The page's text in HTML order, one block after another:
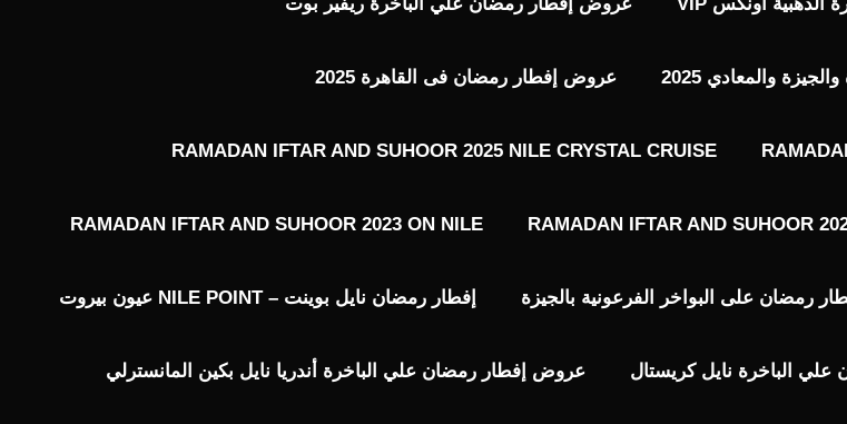
والمعادي 2025 عروض إفطار رمضان فى القاهرة 2025
RAMADAN IFTAR AND SUHOOR 2025 NILE CRYSTAL CRUISE
RAMADAN IFTAR AND SUHOOR
RAMADAN IFTAR AND SUHOOR 2023 ON NILE
رمضان على البواخر الفرعونية بالجيزة إفطار رمضان نايل بوينت – NILE POINT عيون بيروت
الباخرة نايل كريستال عروض إفطار رمضان علي الباخرة أندريا نايل بكين المانسترلي